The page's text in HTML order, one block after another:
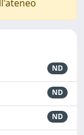
ND
ND
ND